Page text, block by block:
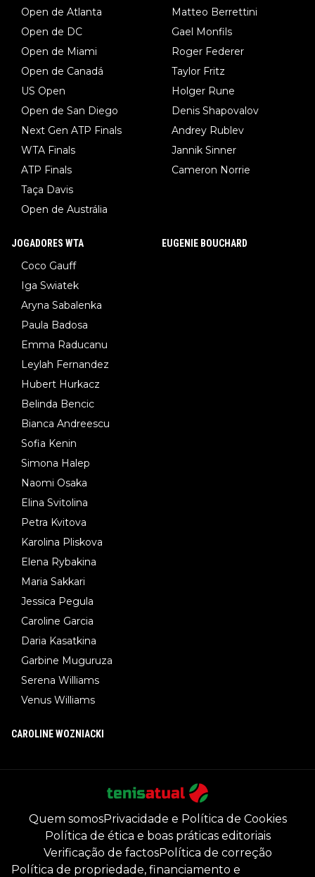
Open de Atlanta
Open de DC
Open de Miami
Open de Canadá
US Open
Open de San Diego
Next Gen ATP Finals
WTA Finals
ATP Finals
Taça Davis
Open de Austrália
Matteo Berrettini
Gael Monfils
Roger Federer
Taylor Fritz
Holger Rune
Denis Shapovalov
Andrey Rublev
Jannik Sinner
Cameron Norrie
JOGADORES WTA
Coco Gauff
Iga Swiatek
Aryna Sabalenka
Paula Badosa
Emma Raducanu
Leylah Fernandez
Hubert Hurkacz
Belinda Bencic
Bianca Andreescu
Sofia Kenin
Simona Halep
Naomi Osaka
Elina Svitolina
Petra Kvitova
Karolina Pliskova
Elena Rybakina
Maria Sakkari
Jessica Pegula
Caroline Garcia
Daria Kasatkina
Garbine Muguruza
Serena Williams
Venus Williams
EUGENIE BOUCHARD
CAROLINE WOZNIACKI
Quem somosPrivacidade e Política de Cookies
Política de ética e boas práticas editoriais
Verificação de factosPolítica de correção
Política de propriedade, financiamento e